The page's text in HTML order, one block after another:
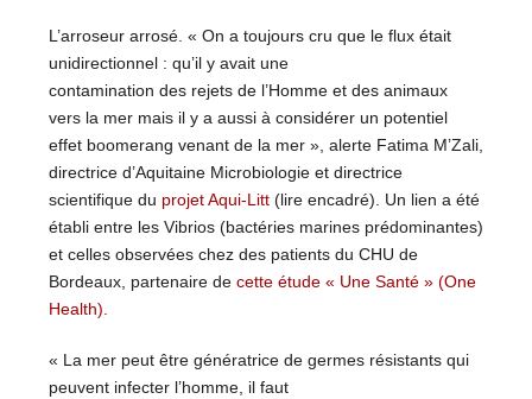
L’arroseur arrosé. « On a toujours cru que le flux était
unidirectionnel : qu’il y avait une
contamination des rejets de l’Homme et des animaux
vers la mer mais il y a aussi à considérer un potentiel
effet boomerang venant de la mer », alerte Fatima M’Zali,
directrice d’Aquitaine Microbiologie et directrice
scientifique du projet Aqui-Litt(lire encadré). Un lien a été
établi entre les Vibrios (bactéries marines prédominantes)
et celles observées chez des patients du CHU de
Bordeaux, partenaire de cette étude « Une Santé » (One
Health).
« La mer peut être génératrice de germes résistants qui
peuvent infecter l’homme, il faut